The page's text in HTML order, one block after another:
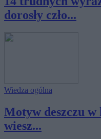
dorosły czło...
Wiedza ogólna
Motyw deszczu
wiesz...